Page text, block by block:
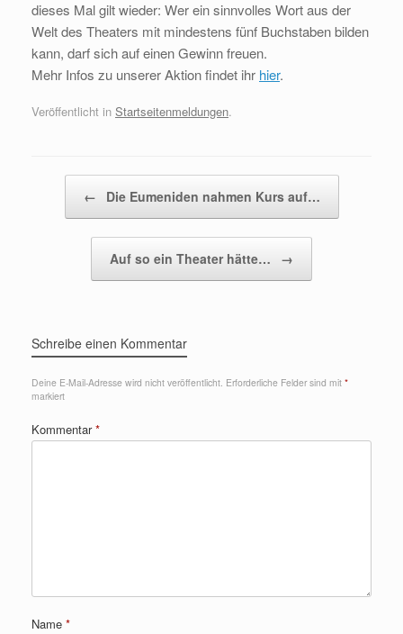
dieses Mal gilt wieder: Wer ein sinnvolles Wort aus der
Welt des Theaters mit mindestens fünf Buchstaben bilden
kann, darf sich auf einen Gewinn freuen.
Mehr Infos zu unserer Aktion findet ihr hier.
Veröffentlicht in Startseitenmeldungen.
← Die Eumeniden nahmen Kurs auf…
Auf so ein Theater hätte… →
Schreibe einen Kommentar
Deine E-Mail-Adresse wird nicht veröffentlicht. Erforderliche Felder sind mit *
markiert
Kommentar*
Name *